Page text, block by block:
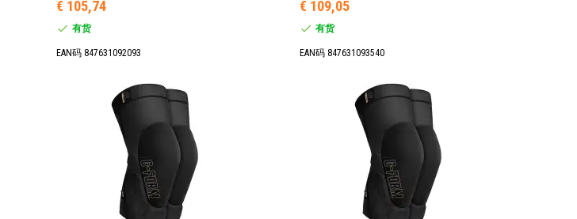
€ 105,74
有货
EAN码 847631092093
€ 109,05
有货
EAN码 847631093540